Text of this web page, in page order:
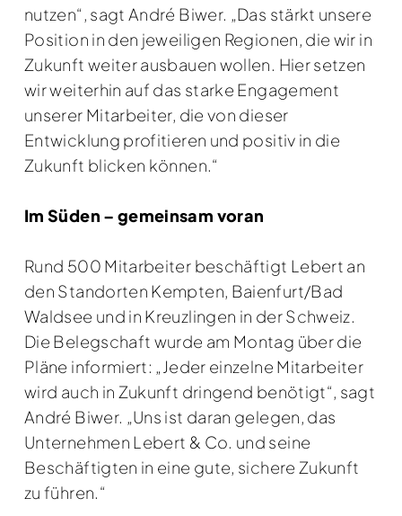
nutzen“, sagt André Biwer. „Das stärkt unsere
Position in den jeweiligen Regionen, die wir in
Zukunft weiter ausbauen wollen. Hier setzen
wir weiterhin auf das starke Engagement
unserer Mitarbeiter, die von dieser
Entwicklung profitieren und positiv in die
Zukunft blicken können.“
Im Süden – gemeinsam voran
Rund 500 Mitarbeiter beschäftigt Lebert an
den Standorten Kempten, Baienfurt/Bad
Waldsee und in Kreuzlingen in der Schweiz.
Die Belegschaft wurde am Montag über die
Pläne informiert: „Jeder einzelne Mitarbeiter
wird auch in Zukunft dringend benötigt“, sagt
André Biwer. „Uns ist daran gelegen, das
Unternehmen Lebert & Co. und seine
Beschäftigten in eine gute, sichere Zukunft
zu führen.“